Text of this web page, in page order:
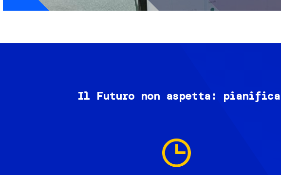
Il Futuro non aspetta: